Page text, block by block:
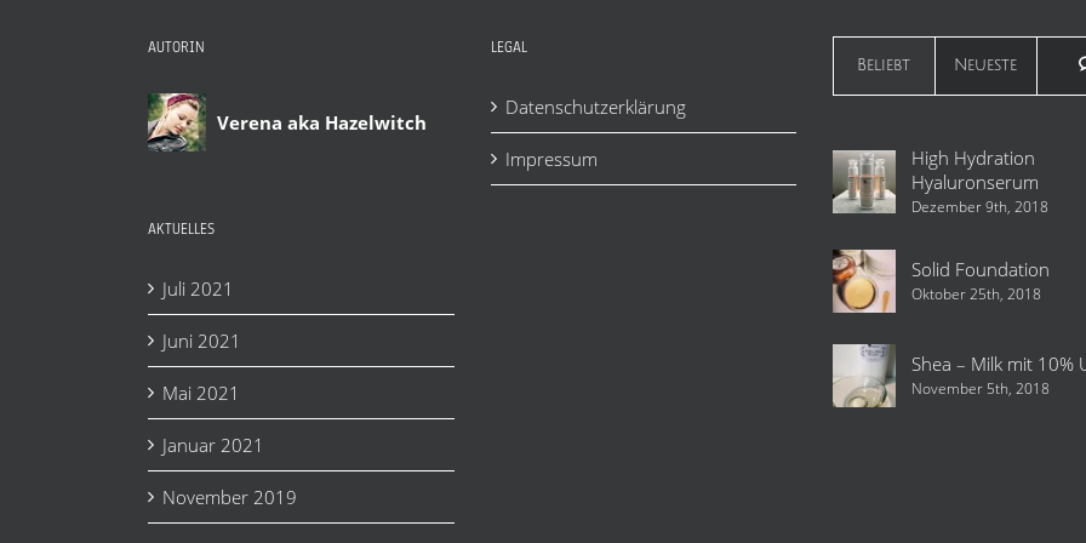
AUTORIN
Verena aka Hazelwitch
AKTUELLES
Juli 2021
Juni 2021
Mai 2021
Januar 2021
November 2019
LEGAL
Datenschutzerklärung
Impressum
Beliebt Neueste
High Hydration
Hyaluronserum
Dezember 9th, 2018
Solid Foundation
Oktober 25th, 2018
Shea – Milk mit 10%
November 5th, 2018